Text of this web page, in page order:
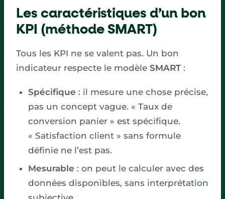
Les caractéristiques d’un bon
KPI (méthode SMART)
Tous les KPI ne se valent pas. Un bon
indicateur respecte le modèle SMART:
Spécifique : il mesure une chose précise,
pas un concept vague. « Taux de
conversion panier » est spécifique.
« Satisfaction client » sans formule
définie ne l’est pas.
Mesurable : on peut le calculer avec des
données disponibles, sans interprétation